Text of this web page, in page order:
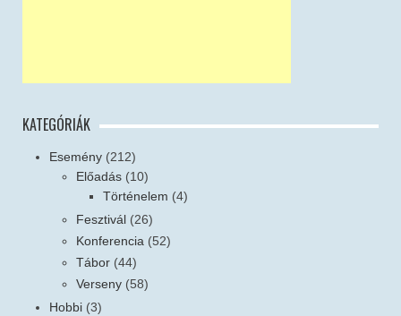
KATEGÓRIÁK
Esemény (212)
Előadás (10)
Történelem (4)
Fesztivál (26)
Konferencia (52)
Tábor (44)
Verseny (58)
Hobbi (3)